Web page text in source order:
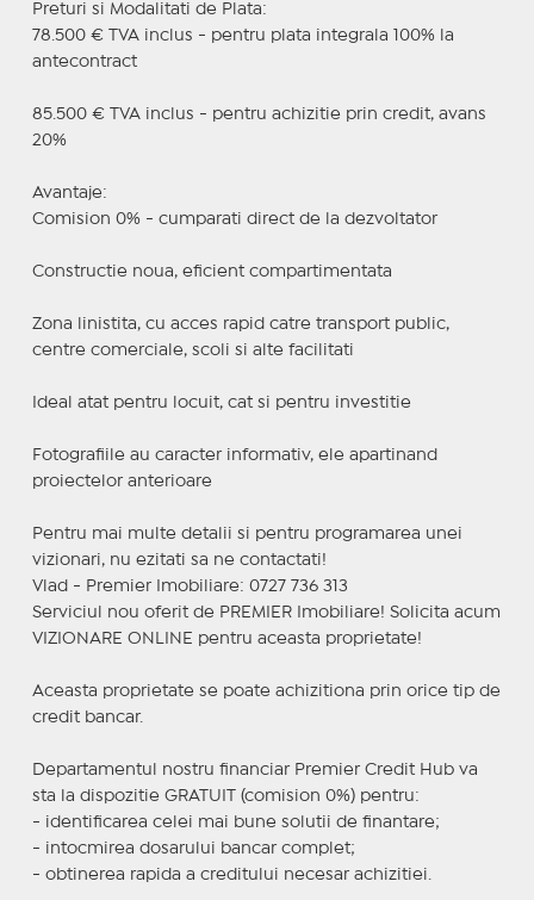
Preturi si Modalitati de Plata:
78.500 € TVA inclus - pentru plata integrala 100% la
antecontract
85.500 € TVA inclus - pentru achizitie prin credit, avans
20%
Avantaje:
Comision 0% - cumparati direct de la dezvoltator
Constructie noua, eficient compartimentata
Zona linistita, cu acces rapid catre transport public,
centre comerciale, scoli si alte facilitati
Ideal atat pentru locuit, cat si pentru investitie
Fotografiile au caracter informativ, ele apartinand
proiectelor anterioare
Pentru mai multe detalii si pentru programarea unei
vizionari, nu ezitati sa ne contactati!
Vlad - Premier Imobiliare: 0727 736 313
Serviciul nou oferit de PREMIER Imobiliare! Solicita acum
VIZIONARE ONLINE pentru aceasta proprietate!
Aceasta proprietate se poate achizitiona prin orice tip de
credit bancar.
Departamentul nostru financiar Premier Credit Hub va
sta la dispozitie GRATUIT (comision 0%) pentru:
- identificarea celei mai bune solutii de finantare;
- intocmirea dosarului bancar complet;
- obtinerea rapida a creditului necesar achizitiei.